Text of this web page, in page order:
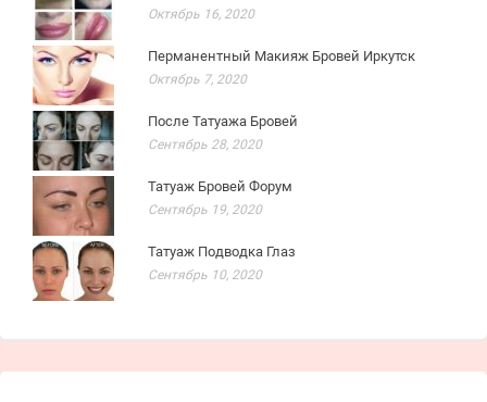
Октябрь 16, 2020
Перманентный Макияж Бровей Иркутск
Октябрь 7, 2020
После Татуажа Бровей
Сентябрь 28, 2020
Татуаж Бровей Форум
Сентябрь 19, 2020
Татуаж Подводка Глаз
Сентябрь 10, 2020